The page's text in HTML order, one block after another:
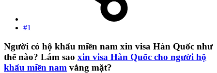
#1
Người có hộ khẩu miền nam xin visa Hàn Quốc như
thế nào? Lám sao xin visa Hàn Quốc cho người hộ
khẩu miền nam vắng mặt?​